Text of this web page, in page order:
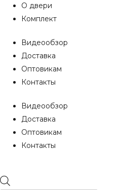
О двери
Комплект
Видеообзор
Доставка
Оптовикам
Контакты
Видеообзор
Доставка
Оптовикам
Контакты